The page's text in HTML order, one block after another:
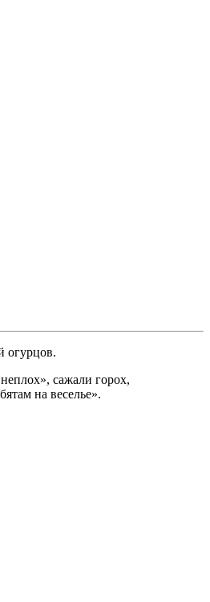
огурцов.
сажали горох,
на веселье».